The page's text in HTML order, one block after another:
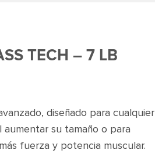
TECH – 7 LB
diseñado para cualquier
su tamaño o para
fuerza y potencia muscular.